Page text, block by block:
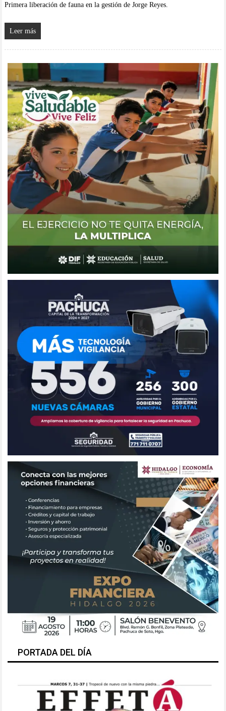
Primera liberación de fauna en la gestión de Jorge Reyes.
Leer más
PORTADA DEL DÍA